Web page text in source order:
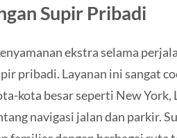
Supir Pribadi
ekstra selama
pribadi. Layanan ini sangat
kota besar seperti New York,
navigasi jalan dan parkir.